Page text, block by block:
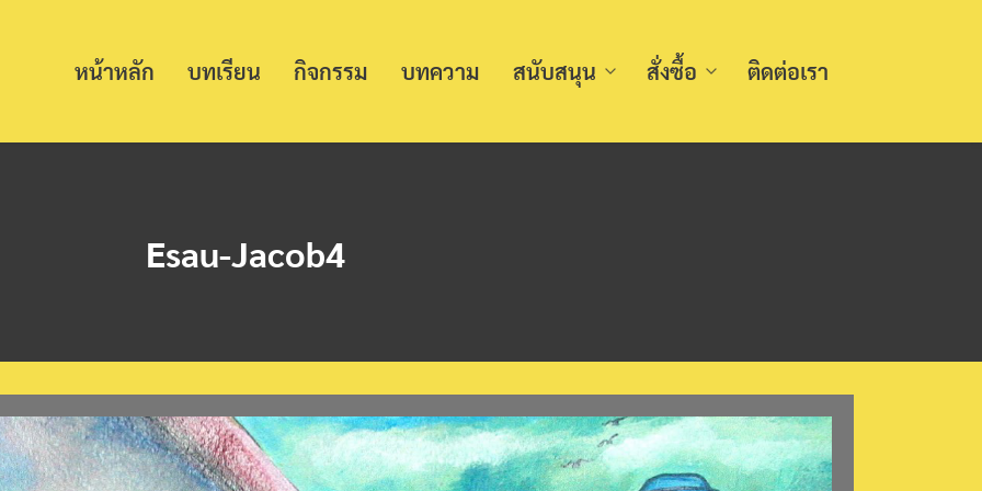
หน้าหลัก บทเรียน กิจกรรม บทความ สนับสนุน สั่งซื้อ ติดต่อเรา
Esau-Jacob4